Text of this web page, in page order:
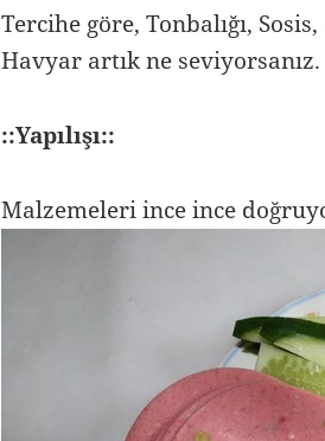
Tercihe göre, Tonbalığı,
Havyar artık ne seviyorsanız.
::Yapılışı::
Malzemeleri ince ince